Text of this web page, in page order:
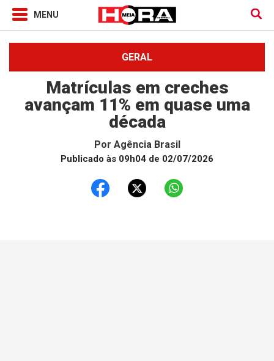
GERAL
Matrículas em creches
avançam 11% em quase uma
década
Por Agência Brasil
Publicado às 09h04 de 02/07/2026